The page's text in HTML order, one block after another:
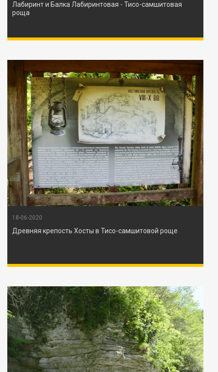
Лабиринт и Балка Лабиринтовая - Тисо-самшитовая
роща
18-06-2020
Древняя крепость Хосты в Тисо-самшитовой роще